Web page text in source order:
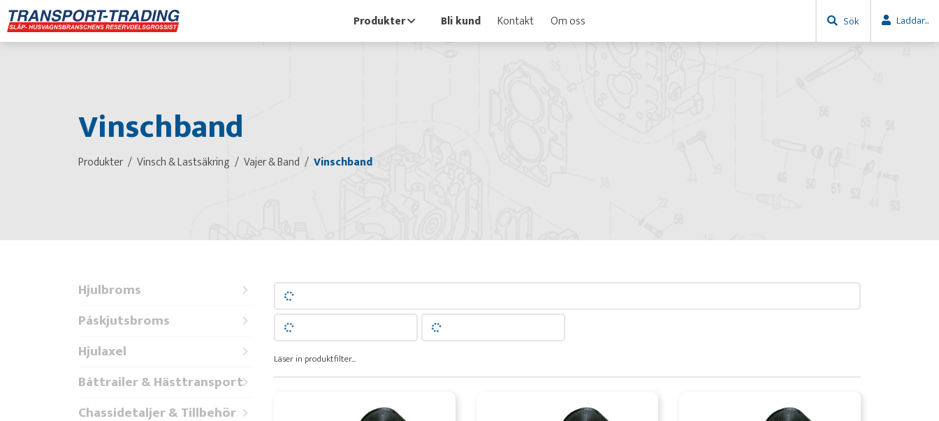
Produkter Bli kund Kontakt Om oss Sök Laddar...
Vinschband
Produkter Vinsch & Lastsäkring Vajer & Band Vinschband
Hjulbroms
Påskjutsbroms
Hjulaxel
Båttrailer & Hästtransport
Chassidetaljer & Tillbehör
Läser in produktfilter...